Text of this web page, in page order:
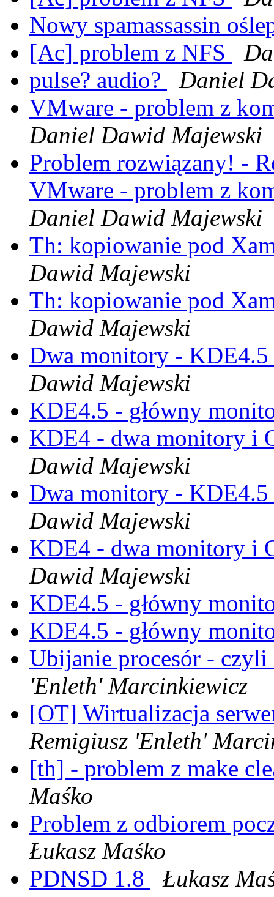
Nowy spamassassin
[Ac] problem z NFS
pulse? audio?
Daniel
VMware - problem z
Daniel Dawid Majewski
Problem rozwiązany! -
VMware - problem z
Daniel Dawid Majewski
Th: kopiowanie pod
Dawid Majewski
Th: kopiowanie pod
Dawid Majewski
Dwa monitory -
Dawid Majewski
KDE4.5 - główny
KDE4 - dwa monitory i
Dawid Majewski
Dwa monitory -
Dawid Majewski
KDE4 - dwa monitory i
Dawid Majewski
KDE4.5 - główny
KDE4.5 - główny
Ubijanie procesór -
'Enleth' Marcinkiewicz
[OT] Wirtualizacja
Remigiusz 'Enleth'
[th] - problem z make
Maśko
Problem z odbiorem
Łukasz Maśko
PDNSD 1.8
Łukasz